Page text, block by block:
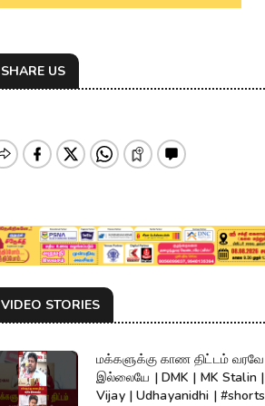
SHARE US
VIDEO STORIES
மக்களுக்கு காண திட்டம் வரவே
இல்லையே | DMK | MK Stalin | CM
Vijay | Udhayanidhi | #shorts